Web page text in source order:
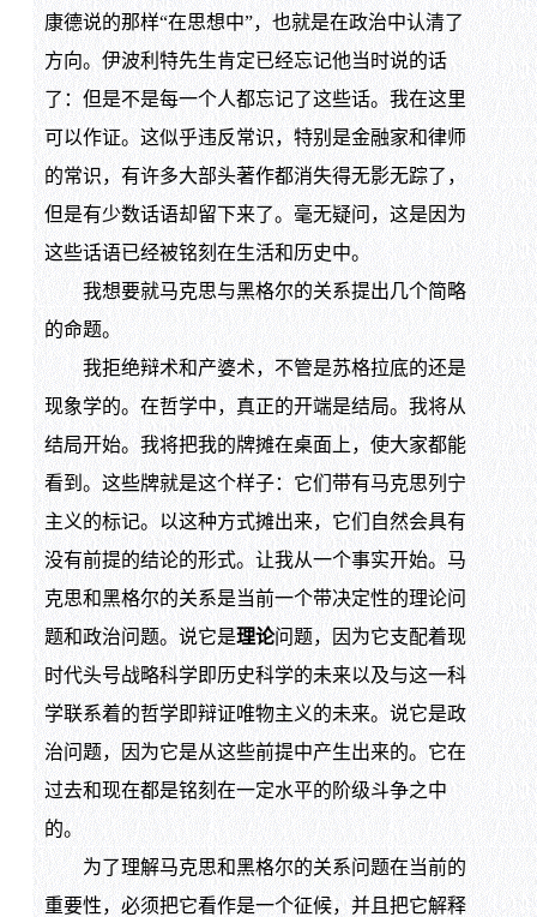
康德说的那样“在思想中”，也就是在政治中认清了
方向。伊波利特先生肯定已经忘记他当时说的话
了：但是不是每一个人都忘记了这些话。我在这里
可以作证。这似乎违反常识，特别是金融家和律师
的常识，有许多大部头著作都消失得无影无踪了，
但是有少数话语却留下来了。毫无疑问，这是因为
这些话语已经被铭刻在生活和历史中。
我想要就马克思与黑格尔的关系提出几个简略
的命题。
我拒绝辩术和产婆术，不管是苏格拉底的还是
现象学的。在哲学中，真正的开端是结局。我将从
结局开始。我将把我的牌摊在桌面上，使大家都能
看到。这些牌就是这个样子：它们带有马克思列宁
主义的标记。以这种方式摊出来，它们自然会具有
没有前提的结论的形式。让我从一个事实开始。马
克思和黑格尔的关系是当前一个带决定性的理论问
题和政治问题。说它是理论问题，因为它支配着现
时代头号战略科学即历史科学的未来以及与这一科
学联系着的哲学即辩证唯物主义的未来。说它是政
治问题，因为它是从这些前提中产生出来的。它在
过去和现在都是铭刻在一定水平的阶级斗争之中
的。
为了理解马克思和黑格尔的关系问题在当前的
重要性，必须把它看作是一个征候，并且把它解释